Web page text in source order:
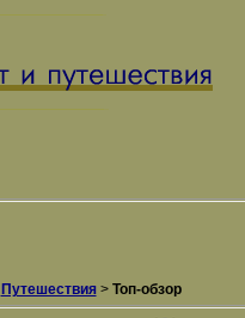
Путешествия> Топ-обзор